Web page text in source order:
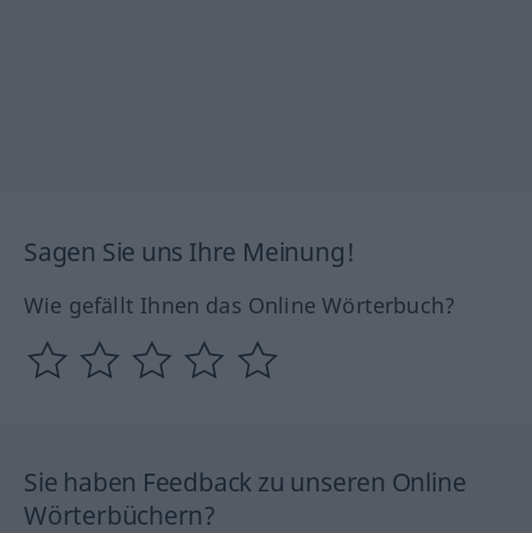
Sagen Sie uns Ihre Meinung!
Wie gefällt Ihnen das Online Wörterbuch?
Sie haben Feedback zu unseren Online
Wörterbüchern?